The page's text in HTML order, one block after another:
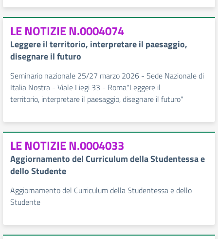
LE NOTIZIE N.0004074
Leggere il territorio, interpretare il paesaggio,
disegnare il futuro
Seminario nazionale 25/27 marzo 2026 - Sede Nazionale di
Italia Nostra - Viale Liegi 33 - Roma"Leggere il
territorio, interpretare il paesaggio, disegnare il futuro"
LE NOTIZIE N.0004033
Aggiornamento del Curriculum della Studentessa e
dello Studente
Aggiornamento del Curriculum della Studentessa e dello
Studente